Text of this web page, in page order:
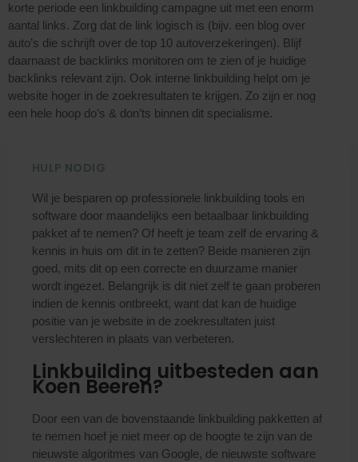
korte periode een linkbuilding campagne uit met een enorm
aantal links. Zorg dat de link logisch is (bijv. een blog over
auto’s die schrijft over de top 10 autoverzekeringen). Blijf
daarnaast de backlinks monitoren om te zien of je huidige
backlinks relevant zijn. Ook interne linkbuilding helpt om je
website hoger in de zoekresultaten te krijgen. Zo zijn er nog
een hele hoop do’s & don’ts binnen dit specialisme.
HULP NODIG
Wil je besparen op professionele linkbuilding tools en
software door maandelijks een betaalbaar linkbuilding
pakket af te nemen? Of heeft je team zelf de ervaring &
kennis in huis om dit in te zetten? Beide manieren zijn
goed, mits dit op een correcte en duurzame manier
wordt ingezet. Belangrijk is dit niet zelf te gaan proberen
indien de kennis ontbreekt, want dat kan de huidige
positie van je website in de zoekresultaten juist
verslechteren in plaats van verbeteren.
Linkbuilding uitbesteden aan
Koen Beeren?
Door een van de bovenstaande linkbuilding pakketten af
te nemen hoef je niet meer op de hoogte te zijn van de
nieuwste algoritmes van Google, de nieuwste software